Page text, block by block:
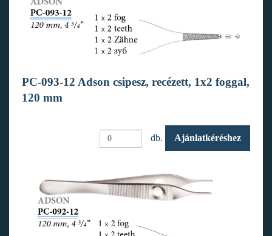
PC-093-12 Adson csipesz, recézett, 1x2 foggal,
120 mm
db. Ajánlatkéréshez